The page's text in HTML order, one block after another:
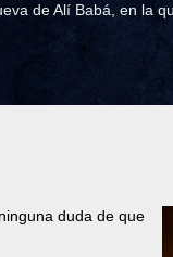
de Alí Babá, en la
duda de que